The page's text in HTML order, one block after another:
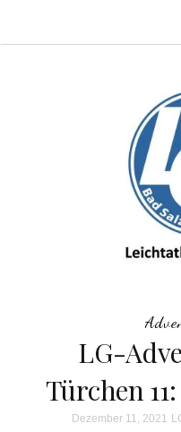
LG-
Türchen
Dezember 11, 2021